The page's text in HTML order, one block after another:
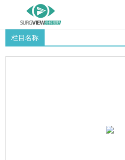
栏目名称